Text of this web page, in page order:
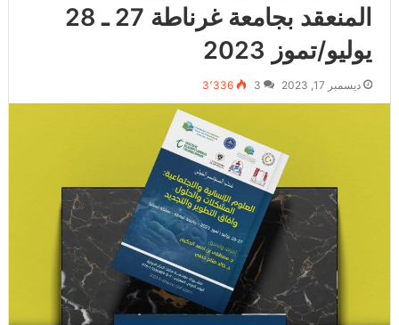
المنعقد بجامعة غرناطة 27 ـ 28
يوليو/تموز 2023 ‎
ديسمبر 17, 2023 3 3٬336